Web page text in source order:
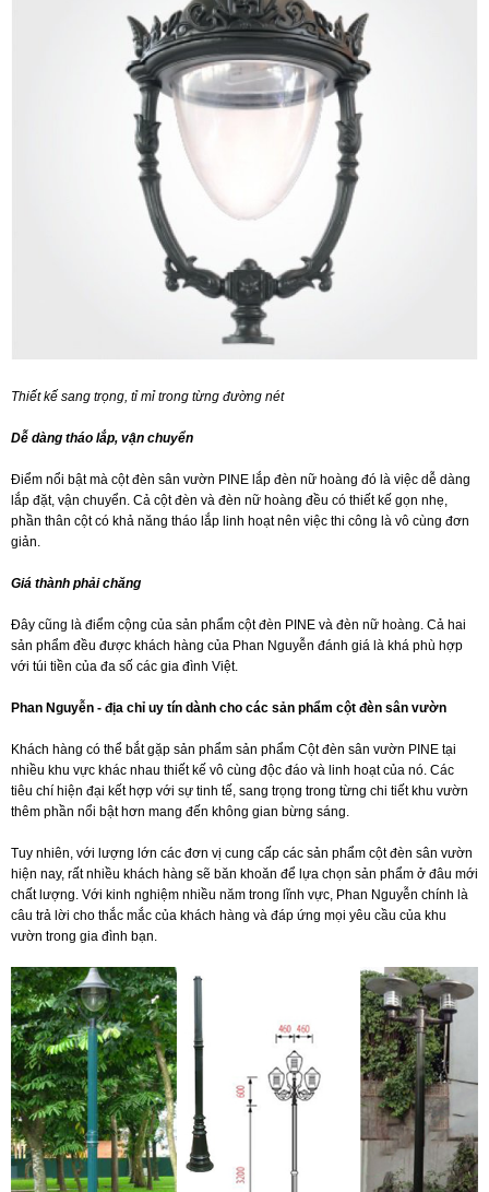
Thiết kế sang trọng, tỉ mỉ trong từng đường nét
Dễ dàng tháo lắp, vận chuyển
Điểm nổi bật mà cột đèn sân vườn PINE lắp đèn nữ hoàng đó là việc dễ dàng
lắp đặt, vận chuyển. Cả cột đèn và đèn nữ hoàng đều có thiết kế gọn nhẹ,
phần thân cột có khả năng tháo lắp linh hoạt nên việc thi công là vô cùng đơn
giản.
Giá thành phải chăng
Đây cũng là điểm cộng của sản phẩm cột đèn PINE và đèn nữ hoàng. Cả hai
sản phẩm đều được khách hàng của Phan Nguyễn đánh giá là khá phù hợp
với túi tiền của đa số các gia đình Việt.
Phan Nguyễn - địa chỉ uy tín dành cho các sản phẩm cột đèn sân vườn
Khách hàng có thể bắt gặp sản phẩm sản phẩm Cột đèn sân vườn PINE tại
nhiều khu vực khác nhau thiết kế vô cùng độc đáo và linh hoạt của nó. Các
tiêu chí hiện đại kết hợp với sự tinh tế, sang trọng trong từng chi tiết khu vườn
thêm phần nổi bật hơn mang đến không gian bừng sáng.
Tuy nhiên, với lượng lớn các đơn vị cung cấp các sản phẩm cột đèn sân vườn
hiện nay, rất nhiều khách hàng sẽ băn khoăn để lựa chọn sản phẩm ở đâu mới
chất lượng. Với kinh nghiệm nhiều năm trong lĩnh vực, Phan Nguyễn chính là
câu trả lời cho thắc mắc của khách hàng và đáp ứng mọi yêu cầu của khu
vườn trong gia đình bạn.